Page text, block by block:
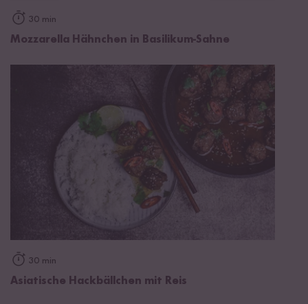
30 min
Mozzarella Hähnchen in Basilikum-Sahne
30 min
Asiatische Hackbällchen mit Reis